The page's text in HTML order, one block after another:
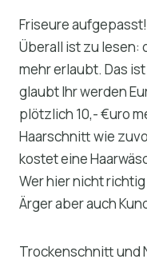
Friseure aufgepasst!
Überall ist zu lesen:
mehr erlaubt. Das ist
glaubt Ihr werden
plötzlich 10,- €uro
Haarschnitt wie
kostet eine
Wer hier nicht
Ärger aber auch
Trockenschnitt und